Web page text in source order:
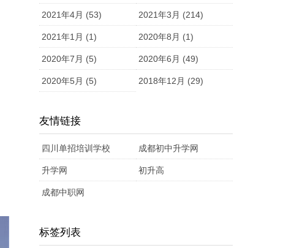
2021年4月 (53) 2021年3月 (214)
2021年1月 (1) 2020年8月 (1)
2020年7月 (5) 2020年6月 (49)
2020年5月 (5) 2018年12月 (29)
友情链接
四川单招培训学校 成都初中升学网
升学网 初升高
成都中职网
标签列表